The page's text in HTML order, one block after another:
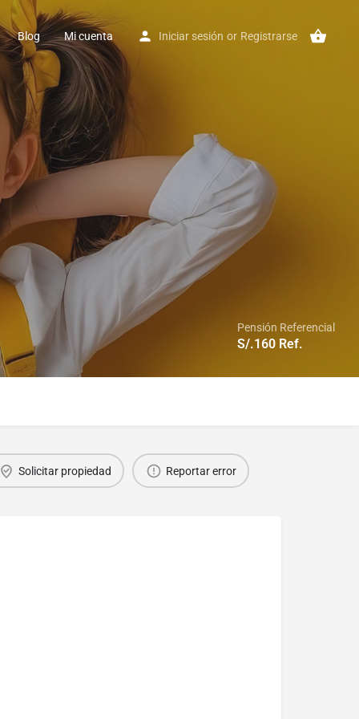
Blog Mi cuenta Iniciar sesión or Registrarse
Pensión Referencial
S/.160 Ref.
Solicitar propiedad Reportar error